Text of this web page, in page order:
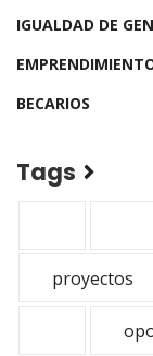
IGUALDAD DE
BECARIOS
Tags
proyectos